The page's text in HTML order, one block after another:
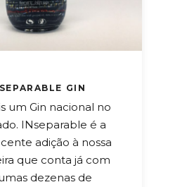
GIN
um Gin nacional no
INseparable é a
adição à nossa
que conta já com
dezenas de